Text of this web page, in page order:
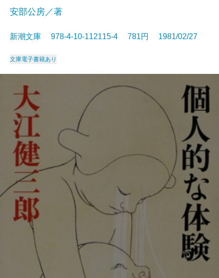
安部公房／著
新潮文庫 978-4-10-112115-4 781円 1981/02/27
文庫電子書籍あり